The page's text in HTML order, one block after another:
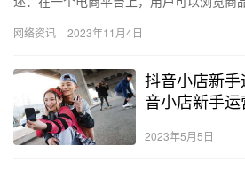
车类，…
网络资讯 2023年11月4日
抖音小店新
音小店新手
2023年5月5日